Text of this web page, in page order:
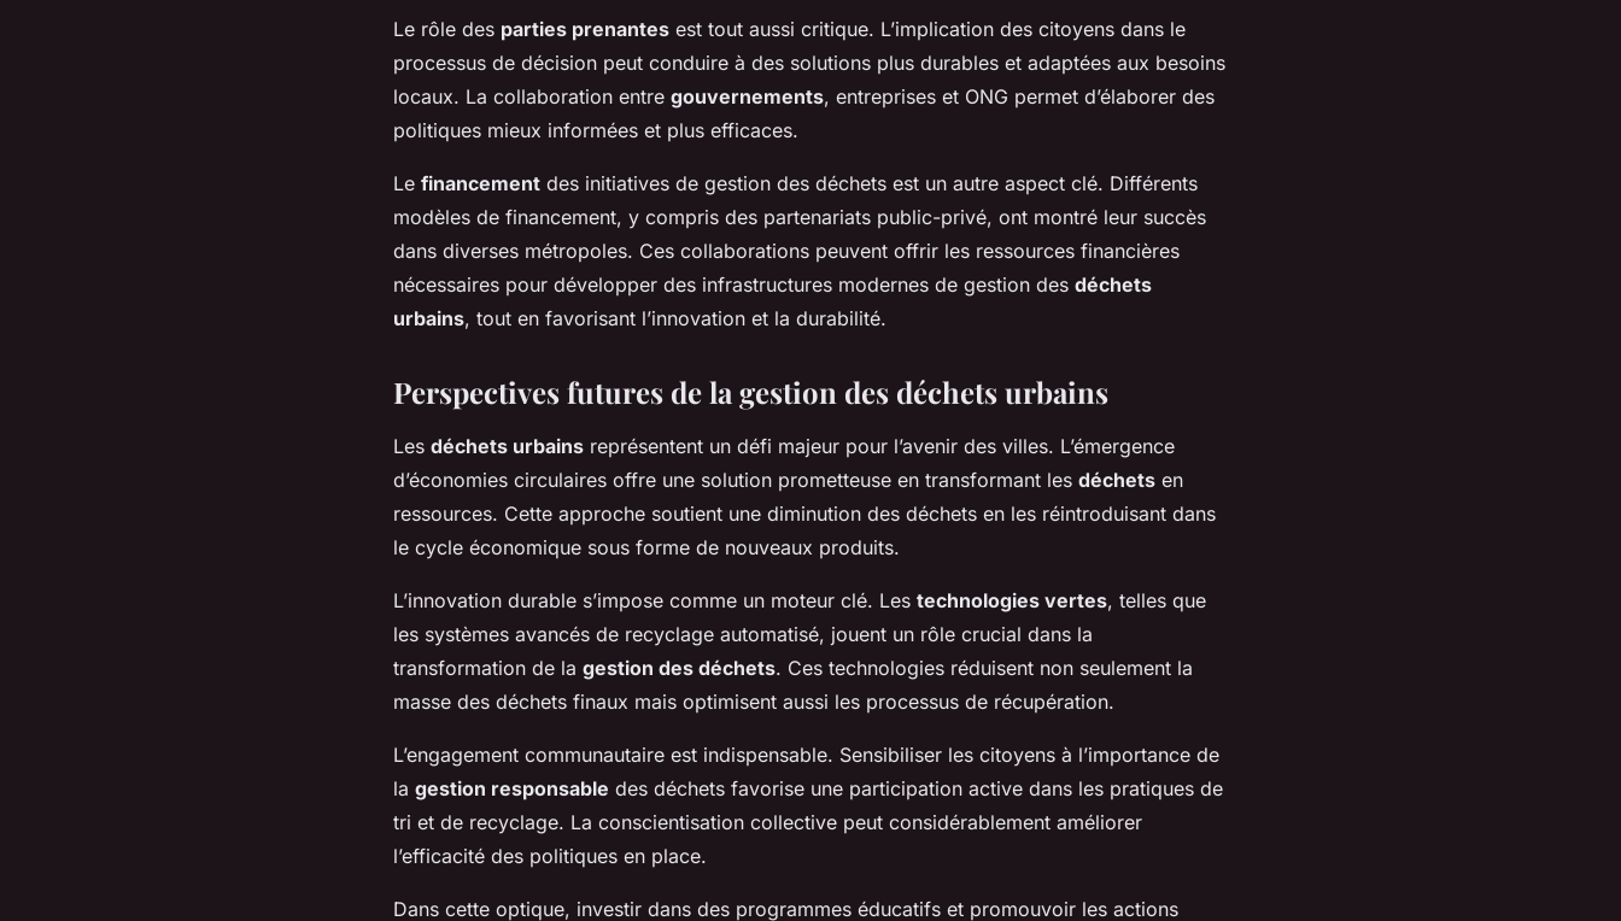
Le rôle des parties prenantes est tout aussi critique. L’implication des citoyens dans le
processus de décision peut conduire à des solutions plus durables et adaptées aux besoins
locaux. La collaboration entre gouvernements, entreprises et ONG permet d’élaborer des
politiques mieux informées et plus efficaces.
Le financement des initiatives de gestion des déchets est un autre aspect clé. Différents
modèles de financement, y compris des partenariats public-privé, ont montré leur succès
dans diverses métropoles. Ces collaborations peuvent offrir les ressources financières
nécessaires pour développer des infrastructures modernes de gestion des déchets
urbains, tout en favorisant l’innovation et la durabilité.
Perspectives futures de la gestion des déchets urbains
Les déchets urbains représentent un défi majeur pour l’avenir des villes. L’émergence
d’économies circulaires offre une solution prometteuse en transformant les déchets en
ressources. Cette approche soutient une diminution des déchets en les réintroduisant dans
le cycle économique sous forme de nouveaux produits.
L’innovation durable s’impose comme un moteur clé. Les technologies vertes, telles que
les systèmes avancés de recyclage automatisé, jouent un rôle crucial dans la
transformation de la gestion des déchets. Ces technologies réduisent non seulement la
masse des déchets finaux mais optimisent aussi les processus de récupération.
L’engagement communautaire est indispensable. Sensibiliser les citoyens à l’importance de
la gestion responsable des déchets favorise une participation active dans les pratiques de
tri et de recyclage. La conscientisation collective peut considérablement améliorer
l’efficacité des politiques en place.
Dans cette optique, investir dans des programmes éducatifs et promouvoir les actions